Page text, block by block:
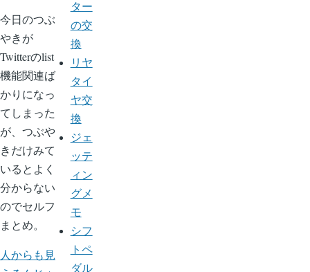
今日のつぶ
やきが
Twitterのlist
機能関連ば
かりになっ
てしまった
が、つぶや
きだけみて
いるとよく
分からない
のでセルフ
まとめ。
人からも見
ター
の交
換
リヤ
タイ
ヤ交
換
ジェ
ッテ
ィン
グメ
モ
シフ
トペ
ダル